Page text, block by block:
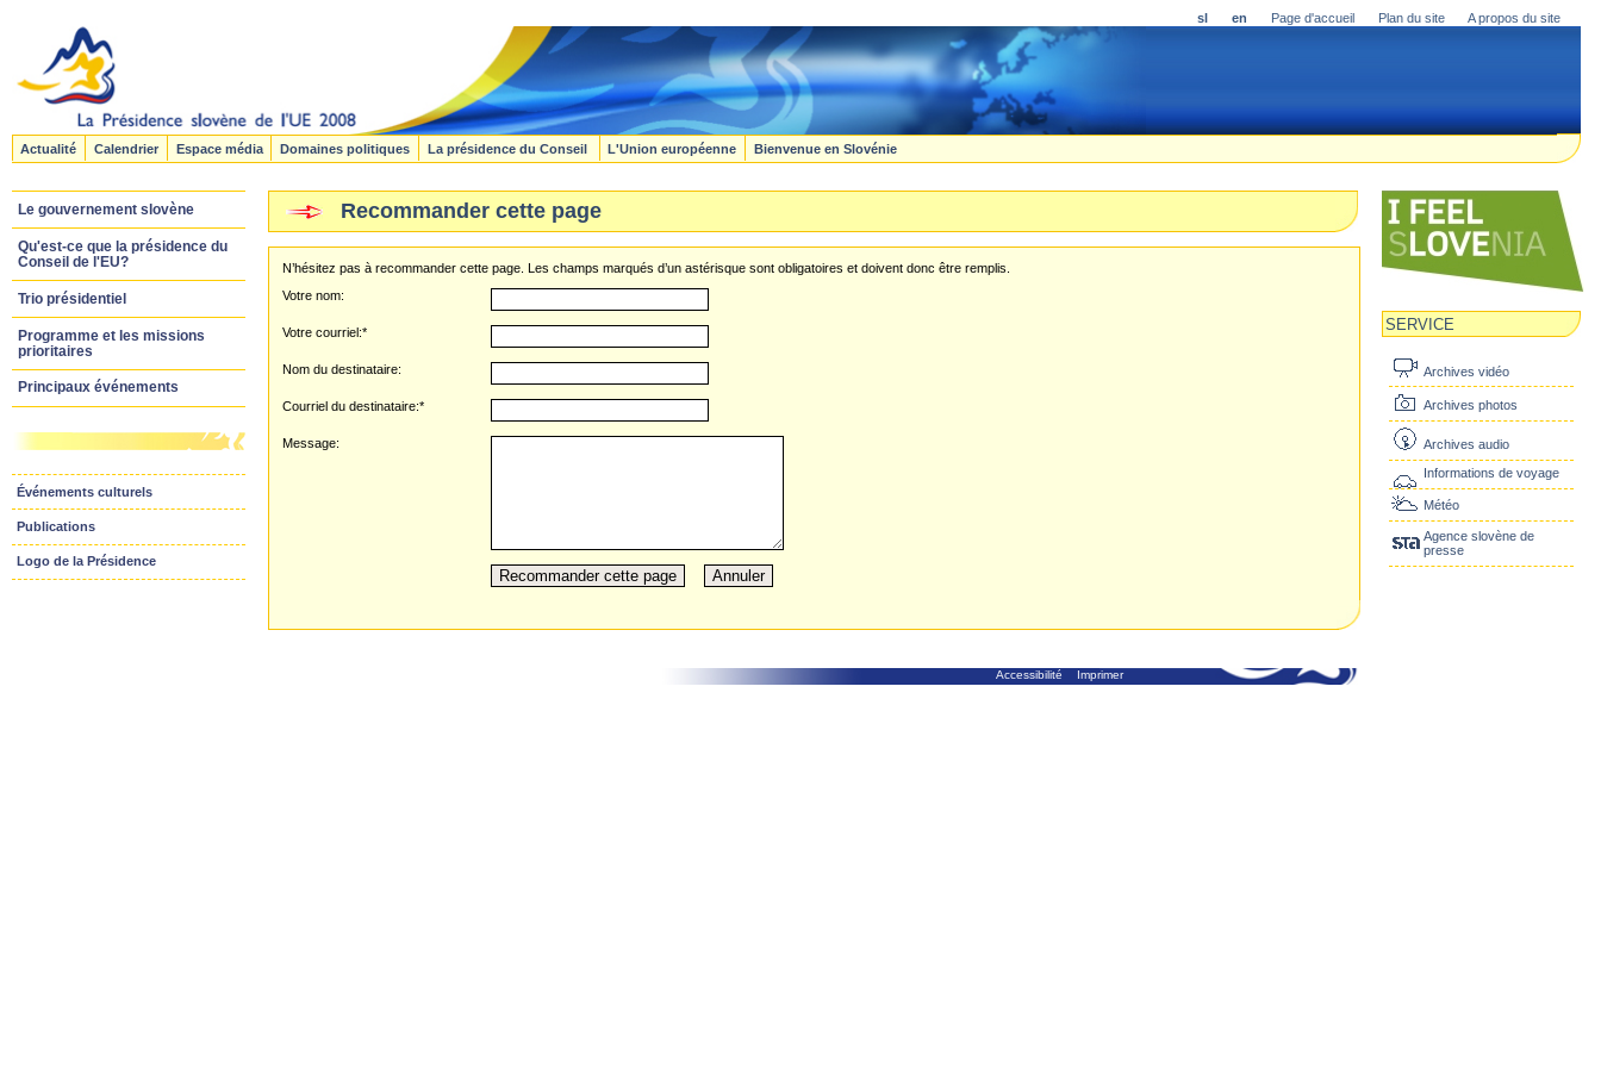
sl en Page d'accueil Plan du site A propos du site
Actualité Calendrier Espace média Domaines politiques La présidence du Conseil L'Union européenne Bienvenue en Slovénie
Le gouvernement slovène
Qu'est-ce que la présidence du
Conseil de l'EU?
Trio présidentiel
Programme et les missions
prioritaires
Principaux événements
Événements culturels
Publications
Logo de la Présidence
SERVICE
Archives vidéo
Archives photos
Archives audio
Informations de voyage
Météo
Agence slovène de
presse
Recommander cette page
N’hésitez pas à recommander cette page. Les champs marqués d’un astérisque sont obligatoires et doivent donc être remplis.
Votre nom:
Votre courriel:*
Nom du destinataire:
Courriel du destinataire:*
Message:
Accessibilité Imprimer